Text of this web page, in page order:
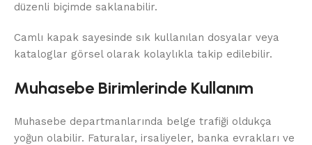
düzenli biçimde saklanabilir.
Camlı kapak sayesinde sık kullanılan dosyalar veya
kataloglar görsel olarak kolaylıkla takip edilebilir.
Muhasebe Birimlerinde Kullanım
Muhasebe departmanlarında belge trafiği oldukça
yoğun olabilir. Faturalar, irsaliyeler, banka evrakları ve